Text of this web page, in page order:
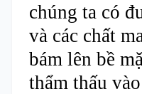
chúng ta có
và các chất
bám lên bề
thẩm thấu